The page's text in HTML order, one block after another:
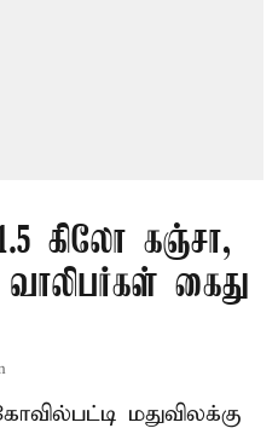
கிலோ கஞ்சா,
கைது
மதுவிலக்கு